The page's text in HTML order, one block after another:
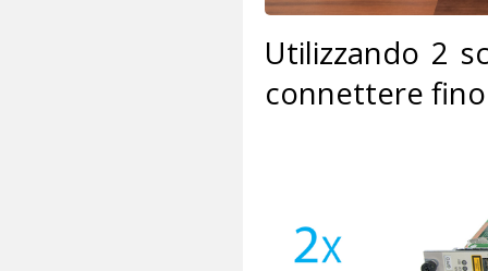
Utilizzando 2
connettere